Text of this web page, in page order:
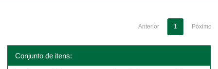
Anterior 1 Póximo
Conjunto de itens: